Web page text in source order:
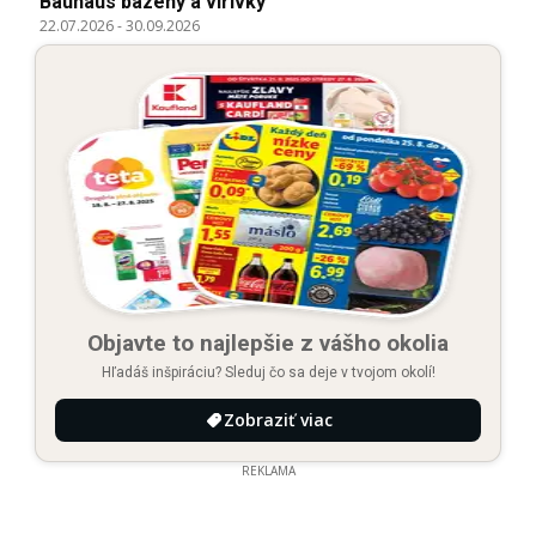
22.07.2026-30.09.2026
Objavte to najlepšie z vášho okolia
Hľadáš inšpiráciu? Sleduj čo sa deje v tvojom okolí!
Zobraziť viac
REKLAMA